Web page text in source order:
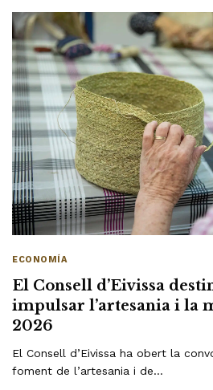
ECONOMÍA
El Consell d’Eivissa
impulsar l’artesania i la
2026
El Consell d’Eivissa ha obert la
foment de l’artesania i de…